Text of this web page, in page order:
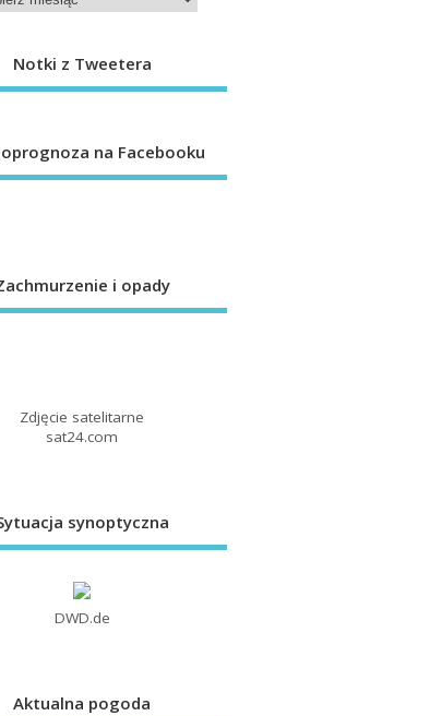
Notki z Tweetera
na Facebooku
i opady
Zdjęcie satelitarne
sat24.com
synoptyczna
DWD.de
Aktualna pogoda